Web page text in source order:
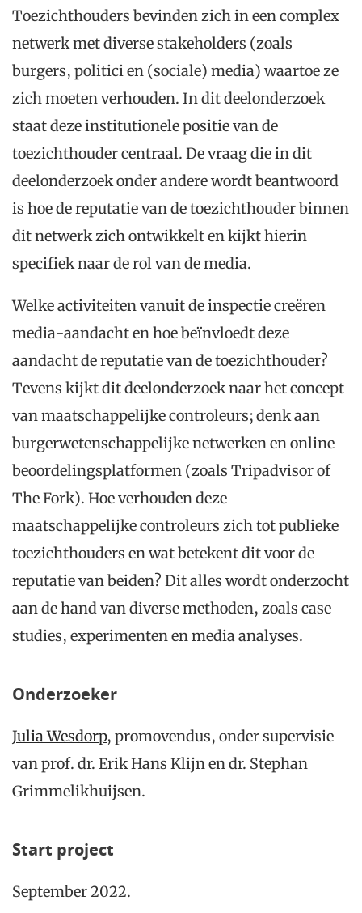
Toezichthouders bevinden zich in een complex
netwerk met diverse stakeholders (zoals
burgers, politici en (sociale) media) waartoe ze
zich moeten verhouden. In dit deelonderzoek
staat deze institutionele positie van de
toezichthouder centraal. De vraag die in dit
deelonderzoek onder andere wordt beantwoord
is hoe de reputatie van de toezichthouder binnen
dit netwerk zich ontwikkelt en kijkt hierin
specifiek naar de rol van de media.
Welke activiteiten vanuit de inspectie creëren
media-aandacht en hoe beïnvloedt deze
aandacht de reputatie van de toezichthouder?
Tevens kijkt dit deelonderzoek naar het concept
van maatschappelijke controleurs; denk aan
burgerwetenschappelijke netwerken en online
beoordelingsplatformen (zoals Tripadvisor of
The Fork). Hoe verhouden deze
maatschappelijke controleurs zich tot publieke
toezichthouders en wat betekent dit voor de
reputatie van beiden? Dit alles wordt onderzocht
aan de hand van diverse methoden, zoals case
studies, experimenten en media analyses.
Onderzoeker
Julia Wesdorp, promovendus, onder supervisie
van prof. dr. Erik Hans Klijn en dr. Stephan
Grimmelikhuijsen.
Start project
September 2022.